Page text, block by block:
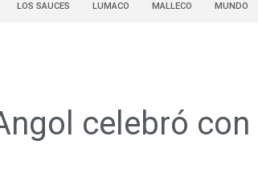
LOS SAUCES LUMACO MALLECO MUNDO
celebró con